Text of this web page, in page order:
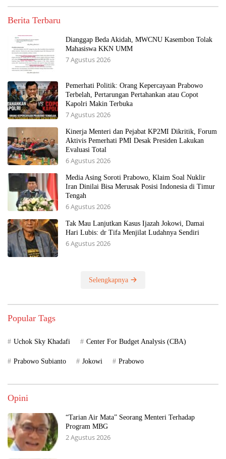
Berita Terbaru
Dianggap Beda Akidah, MWCNU Kasembon Tolak
Mahasiswa KKN UMM
7 Agustus 2026
Pemerhati Politik: Orang Kepercayaan Prabowo
Terbelah, Pertarungan Pertahankan atau Copot
Kapolri Makin Terbuka
7 Agustus 2026
Kinerja Menteri dan Pejabat KP2MI Dikritik, Forum
Aktivis Pemerhati PMI Desak Presiden Lakukan
Evaluasi Total
6 Agustus 2026
Media Asing Soroti Prabowo, Klaim Soal Nuklir
Iran Dinilai Bisa Merusak Posisi Indonesia di Timur
Tengah
6 Agustus 2026
Tak Mau Lanjutkan Kasus Ijazah Jokowi, Damai
Hari Lubis: dr Tifa Menjilat Ludahnya Sendiri
6 Agustus 2026
Selengkapnya
Popular Tags
Uchok Sky Khadafi Center For Budget Analysis (CBA)
Prabowo Subianto Jokowi Prabowo
Opini
“Tarian Air Mata” Seorang Menteri Terhadap
Program MBG
2 Agustus 2026